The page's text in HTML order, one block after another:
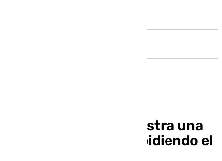
Con Podemos-IU registra una
moción de urgencia pidiendo el